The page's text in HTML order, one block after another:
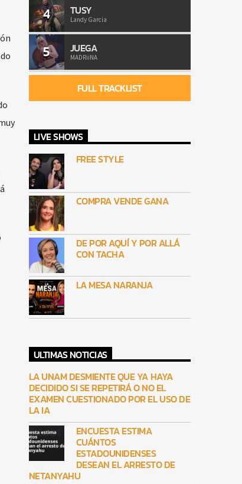
4 TUSY
Landy Garcia
5 JUEGA
MADRiiNA
FULL TRACKLIST
LIVE SHOWS
FREE STYLE
COMPRA VENDE GANA
DE POR AQUÍ Y POR ALLÁ
CON TACHA
LA MESA NARANJA
ULTIMAS NOTICIAS
LA UNAM DESMIENTE QUE YA HAYA
DECIDIDO SI SE REPETIRÁ O NO EL
EXAMEN CUESTIONADO POR EL USO DE
LA IA
ENCUESTA ESTIMA
CUÁNTOS
ESTADOUNIDENSES
DESEAN EL ARRESTO DE
NETANYAHU